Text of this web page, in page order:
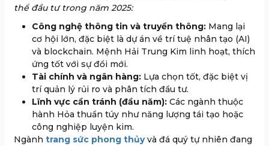
thể đầu tư trong năm 2025:
Công nghệ thông tin và truyền thông: Mang lại
cơ hội lớn, đặc biệt là dự án về trí tuệ nhân tạo (AI)
và blockchain. Mệnh Hải Trung Kim linh hoạt, thích
ứng tốt với sự đổi mới.
Tài chính và ngân hàng: Lựa chọn tốt, đặc biệt vị
trí quản lý rủi ro và phân tích đầu tư.
Lĩnh vực cần tránh (đầu năm): Các ngành thuộc
hành Hỏa thuần túy như năng lượng tái tạo hoặc
công nghiệp luyện kim.
Ngành trang sức phong thủyvà đá quý tự nhiên đang